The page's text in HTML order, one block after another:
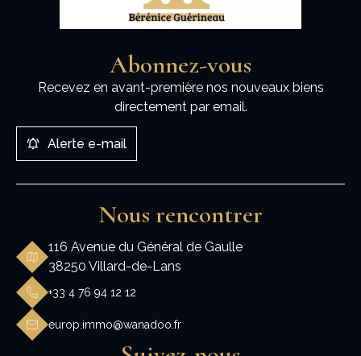
Abonnez-vous
Recevez en avant-première nos nouveaux biens
directement par email.
Alerte e-mail
Nous rencontrer
116 Avenue du Général de Gaulle
38250 Villard-de-Lans
+33 4 76 94 12 12
europ.immo@wanadoo.fr